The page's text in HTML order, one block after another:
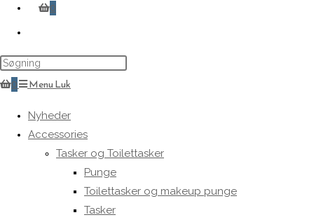
0
website
search
0 MenuLuk
Nyheder
Accessories
Tasker og Toilettasker
Punge
Toilettasker og makeup punge
Tasker